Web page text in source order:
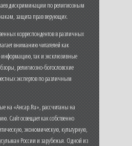
дискриминации по религиозным
защита прав верующих.
корреспондентов в различных
вниманию читателей как
информацию, так и эксклюзивные
религиозно-богословские
экспертов по различным
на «Ансар.Ru», рассчитаны на
Сайт освещает как собственно
экономическую, культурную,
России и зарубежья. Одной из